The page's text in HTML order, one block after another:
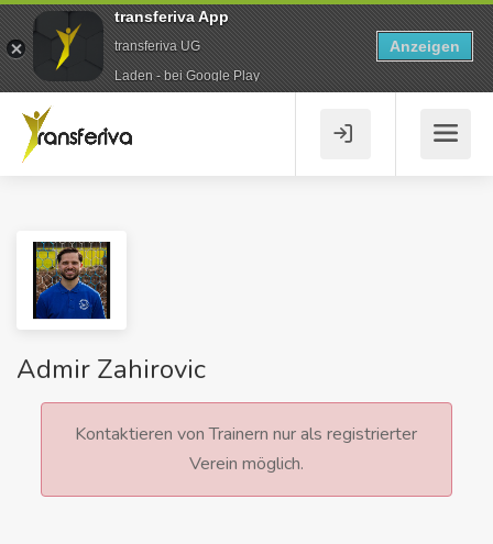
Admir Zahirovic
Kontaktieren von Trainern nur als registrierter
Verein möglich.
transferiva App
transferiva UG
Laden - bei Google Play
Anzeigen